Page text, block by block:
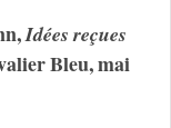
Idées reçues
Bleu, mai